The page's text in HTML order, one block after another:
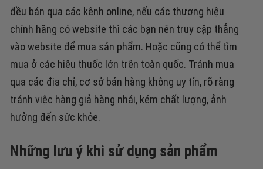
đều bán qua các kênh online, nếu các thương hiệu
chính hãng có website thì các bạn nên truy cập thẳng
vào website để mua sản phẩm. Hoặc cũng có thể tìm
mua ở các hiệu thuốc lớn trên toàn quốc. Tránh mua
qua các địa chỉ, cơ sở bán hàng không uy tín, rõ ràng
tránh việc hàng giả hàng nhái, kém chất lượng, ảnh
hưởng đến sức khỏe.
Những lưu ý khi sử dụng sản phẩm